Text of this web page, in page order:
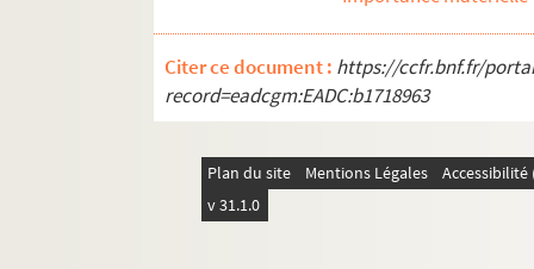
Campagne d'Orient 1914-1915-
Salonique - L'église de Saint-
Tunis - Avenue de France
Tunis - Mosquée Sidi Mahrez et
Citer ce document : https://ccfr.bnf.fr/
record=eadcgm:EADC:b1718963
Plan du site Mentions Légales
v 31.1.0